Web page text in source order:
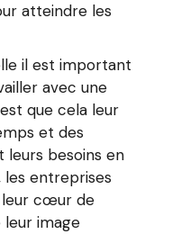
atteindre les
il est important
avec une
que cela leur
et des
leurs besoins en
entreprises
leur cœur de
image